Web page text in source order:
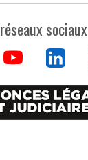
réseaux sociaux